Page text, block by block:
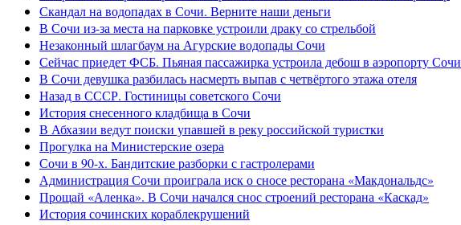
Скандал на водопадах в Сочи. Верните наши деньги
В Сочи из-за места на парковке устроили драку со стрельбой
Незаконный шлагбаум на Агурские водопады Сочи
Сейчас приедет ФСБ. Пьяная пассажирка устроила дебош в аэропорту Сочи
В Сочи девушка разбилась насмерть выпав с четвёртого этажа отеля
Назад в СССР. Гостиницы советского Сочи
История снесенного кладбища в Сочи
В Абхазии ведут поиски упавшей в реку российской туристки
Прогулка на Министерские озера
Сочи в 90-х. Бандитские разборки с гастролерами
Администрация Сочи проиграла иск о сносе ресторана «Макдональдс»
Прощай «Аленка». В Сочи начался снос строений ресторана «Каскад»
История сочинских кораблекрушений